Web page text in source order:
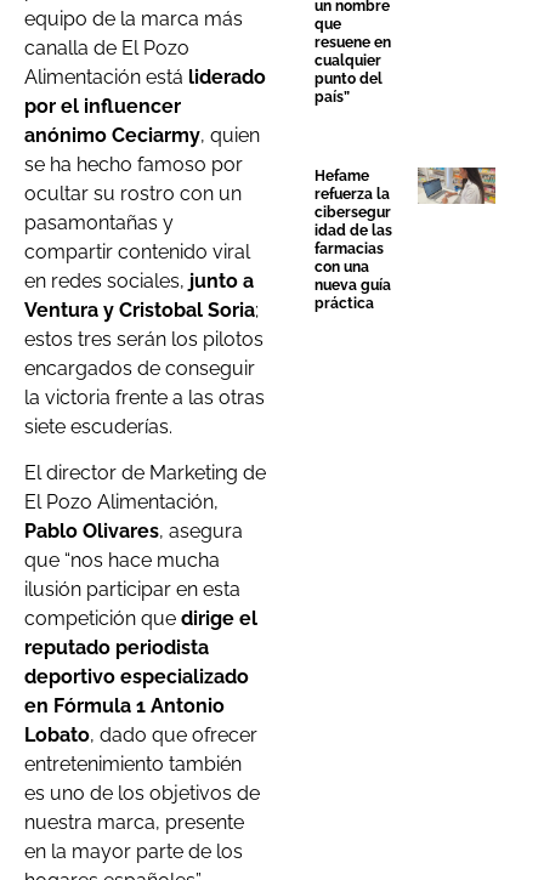
equipo de la marca más
canalla de El Pozo
Alimentación está liderado
por el influencer
anónimo Ceciarmy, quien
se ha hecho famoso por
ocultar su rostro con un
pasamontañas y
compartir contenido viral
en redes sociales, junto a
Ventura y Cristobal Soria;
estos tres serán los pilotos
encargados de conseguir
la victoria frente a las otras
siete escuderías.
El director de Marketing de
El Pozo Alimentación,
Pablo Olivares, asegura
que “nos hace mucha
ilusión participar en esta
competición que dirige el
reputado periodista
deportivo especializado
en Fórmula 1 Antonio
Lobato, dado que ofrecer
entretenimiento también
es uno de los objetivos de
nuestra marca, presente
en la mayor parte de los
un nombre
que
resuene en
cualquier
punto del
país”
Hefame
refuerza la
cibersegur
idad de las
farmacias
con una
nueva guía
práctica